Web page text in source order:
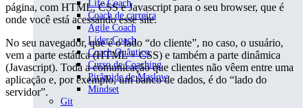
Life Coach
Coach de carreira
Agile Coach
Líder Coach
Coach Quântico
Curso de Coaching
Pirâmide de Maslow
Mindset
Git
página, com HTML, CSS e Javascript para o seu browser, que é
onde você está acessando esse site.
No seu navegador, que é o lado “do cliente”, no caso, o usuário,
vem a parte estática (HTML + CSS) e também a parte dinâmica
(Javascript). Toda a comunicação que clientes não vêem entre uma
aplicação e, por exemplo, um banco de dados, é do “lado do
servidor”.